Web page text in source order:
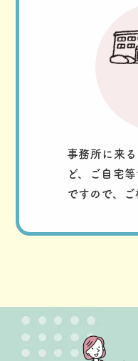
事務所に来
ど、ご自宅
ですので、ご